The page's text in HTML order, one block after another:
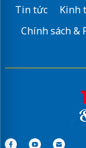
Tin tức Kinh
Chính sách &